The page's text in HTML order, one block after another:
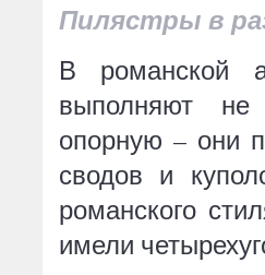
Пилястры в
В романской
выполняют не
опорную – они
сводов и
романского
имели